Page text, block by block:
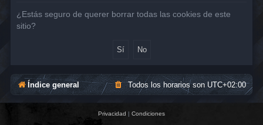
¿Estás seguro de querer borrar todas las cookies de este
sitio?
Índice general Todos los horarios sonUTC+02:00
Privacidad | Condiciones